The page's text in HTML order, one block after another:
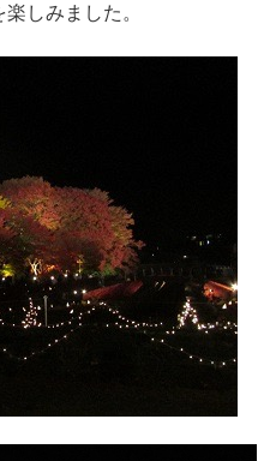
しみました。